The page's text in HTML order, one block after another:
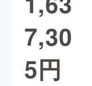
7,30
5円